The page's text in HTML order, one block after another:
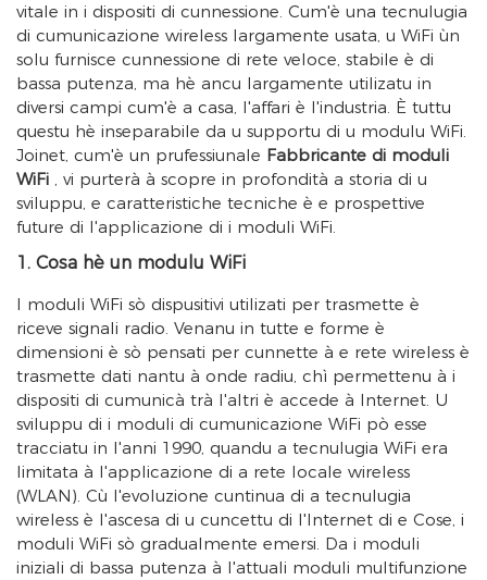
vitale in i dispositi di cunnessione. Cum'è una tecnulugia
di cumunicazione wireless largamente usata, u WiFi ùn
solu furnisce cunnessione di rete veloce, stabile è di
bassa putenza, ma hè ancu largamente utilizatu in
diversi campi cum'è a casa, l'affari è l'industria. È tuttu
questu hè inseparabile da u supportu di u modulu WiFi.
Joinet, cum'è un prufessiunale Fabbricante di moduli
WiFi , vi purterà à scopre in profondità a storia di u
sviluppu, e caratteristiche tecniche è e prospettive
future di l'applicazione di i moduli WiFi.
1. Cosa hè un modulu WiFi
I moduli WiFi sò dispusitivi utilizati per trasmette è
riceve signali radio. Venanu in tutte e forme è
dimensioni è sò pensati per cunnette à e rete wireless è
trasmette dati nantu à onde radiu, chì permettenu à i
dispositi di cumunicà trà l'altri è accede à Internet. U
sviluppu di i moduli di cumunicazione WiFi pò esse
tracciatu in l'anni 1990, quandu a tecnulugia WiFi era
limitata à l'applicazione di a rete locale wireless
(WLAN). Cù l'evoluzione cuntinua di a tecnulugia
wireless è l'ascesa di u cuncettu di l'Internet di e Cose, i
moduli WiFi sò gradualmente emersi. Da i moduli
iniziali di bassa putenza à l'attuali moduli multifunzione